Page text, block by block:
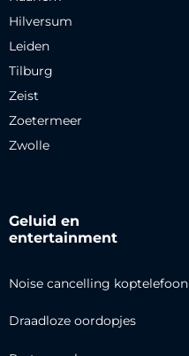
Hilversum
Leiden
Tilburg
Zeist
Zoetermeer
Zwolle
Geluid en
entertainment
Noise cancelling koptelefoon
Draadloze oordopjes